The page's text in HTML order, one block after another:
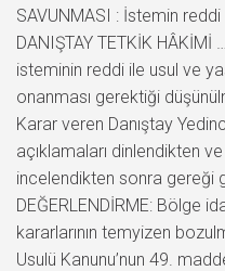
SAVUNMASI : İstemin
DANIŞTAY TETKİK HÂKİMİ
isteminin reddi ile usul ve
onanması gerektiği
Karar veren Danıştay
açıklamaları dinlendikten
incelendikten sonra gereği
DEĞERLENDİRME: Bölge
kararlarının temyizen
Usulü Kanunu’nun 49.